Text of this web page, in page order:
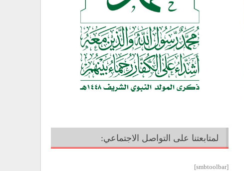
لمتابعتنا على التواصل الاجتماعي:
[smbtoolbar]